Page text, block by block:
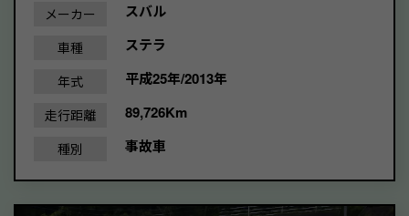
メーカー スバル
車種 ステラ
年式 平成25年/2013年
走行距離 89,726Km
種別 事故車